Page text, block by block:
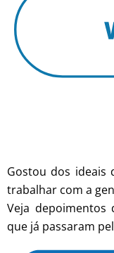
Gostou dos ideais
trabalhar com a
Veja depoimentos
que já passaram